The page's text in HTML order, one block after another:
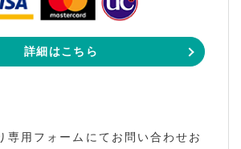
詳細はこちら
専用フォームにてお問い合わせお